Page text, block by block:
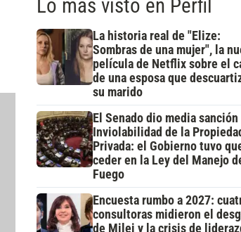
Lo más visto en Perfil
La historia real de "Elize:
Sombras de una mujer", la
película de Netflix sobre el
de una esposa que
su marido
El Senado dio media sanción
Inviolabilidad de la
Privada: el Gobierno tuvo
ceder en la Ley del Manejo
Fuego
Encuesta rumbo a 2027:
consultoras midieron el
de Milei y la crisis de